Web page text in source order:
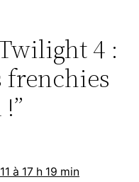
4 :
frenchies
à 17 h 19 min